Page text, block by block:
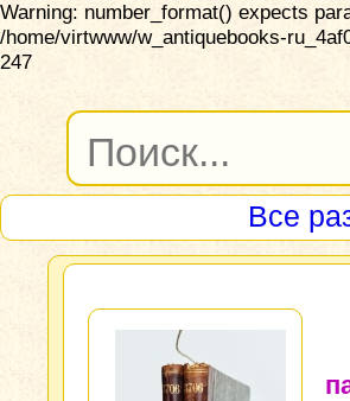
Warning: number_format() expects
/home/virtwww/w_antiquebooks-
247
Все